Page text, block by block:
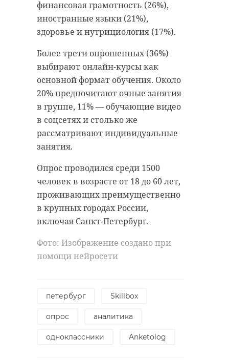
финансовая грамотность (26%),
иностранные языки (21%),
здоровье и нутрициология (17%).
Более трети опрошенных (36%)
выбирают онлайн-курсы как
основной формат обучения. Около
20% предпочитают очные занятия
в группе, 11% — обучающие видео
в соцсетях и столько же
рассматривают индивидуальные
занятия.
Опрос проводился среди 1500
человек в возрасте от 18 до 60 лет,
проживающих преимущественно
в крупных городах России,
включая Санкт-Петербург.
Фото: Изображение создано при
помощи нейросети
петербург Skillbox
опрос аналитика
одноклассники Anketolog